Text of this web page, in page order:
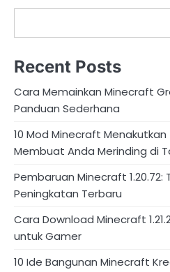
Recent Posts
Cara Memainkan Minecraft
Panduan Sederhana
10 Mod Minecraft
Membuat Anda Merinding di
Pembaruan Minecraft 1.20.72:
Peningkatan Terbaru
Cara Download Minecraft
untuk Gamer
10 Ide Bangunan Minecraft